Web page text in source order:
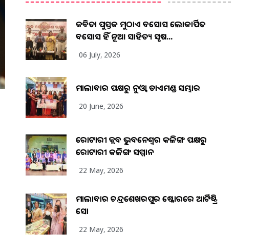
କବିତା ପୁସ୍ତକ ମୁଠାଏ ଅବସୋସ ଲୋକାର୍ପିତ
ଅବସୋସ ହିଁ ନୂଆ ସାହିତ୍ୟ ସୃଷ...
06 July, 2026
ମାଲାବାର ପକ୍ଷରୁ ନୁଓ୍ବା ଡାଏମଣ୍ଡ ସମ୍ଭାର
20 June, 2026
ରୋଟାରୀ କ୍ଲବ ଭୁବନେଶ୍ୱର କଳିଙ୍ଗ ପକ୍ଷରୁ
ରୋଟାରୀ କଳିଙ୍ଗ ସମ୍ମାନ
22 May, 2026
ମାଲାବାର ଚନ୍ଦ୍ରଶେଖରପୁର ଷ୍ଟୋରରେ ଆର୍ଟିଷ୍ଟ୍ରି
ସୋ
22 May, 2026